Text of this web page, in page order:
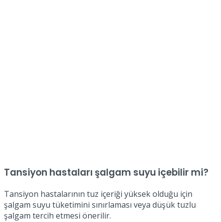
Tansiyon hastaları şalgam suyu içebilir mi?
Tansiyon hastalarının tuz içeriği yüksek olduğu için
şalgam suyu tüketimini sınırlaması veya düşük tuzlu
şalgam tercih etmesi önerilir.